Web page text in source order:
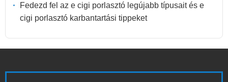
Fedezd fel az e cigi porlasztó legújabb típusait és e
cigi porlasztó karbantartási tippeket